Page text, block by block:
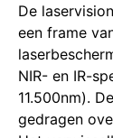
De
een frame
NIR- en IR-
11.500nm).
gedragen